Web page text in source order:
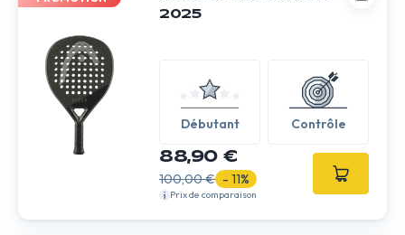
2025
Débutant Contrôle
88,90 €
100,00 € - 11%
Prix de comparaison